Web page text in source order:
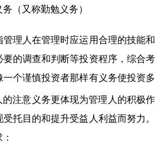
（又称勤勉义务）
理人在管理时应运用合理的技能和
的调查和判断等投资程序，综合考
一个谨慎投资者那样有义务使投资多
的注意义务更体现为管理人的积极作
托目的和提升受益人利益而努力。